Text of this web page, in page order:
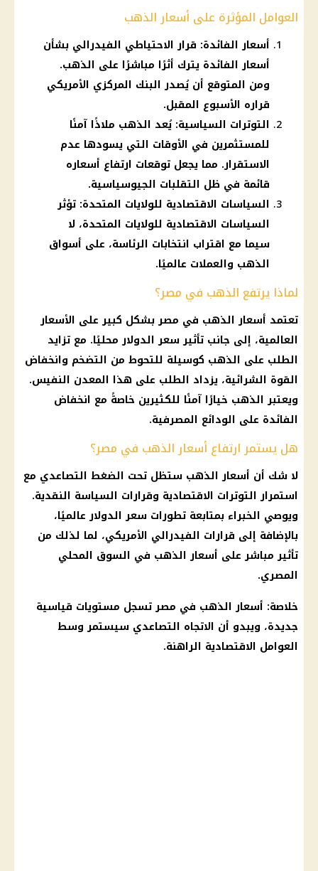
العوامل المؤثرة على أسعار الذهب
أسعار الفائدة: قرار الاحتياطي الفيدرالي بشأن
أسعار الفائدة يترك أثرًا مباشرًا على الذهب.
ومن المتوقع أن يُصدر البنك المركزي الأمريكي
قراره الأسبوع المقبل.
التوترات السياسية: يُعد الذهب ملاذًا آمنًا
للمستثمرين في الأوقات التي يسودها عدم
الاستقرار. مما يجعل توقعات ارتفاع أسعاره
قائمة في ظل التقلبات الجيوسياسية.
السياسات الاقتصادية للولايات المتحدة: تؤثر
السياسات الاقتصادية للولايات المتحدة، لا
سيما مع اقتراب انتخابات الرئاسة، على أسواق
الذهب والعملات عالميًا.
لماذا يرتفع الذهب في مصر؟
تعتمد أسعار الذهب في مصربشكل كبير على الأسعار
العالمية، إلى جانب تأثيرسعر الدولارمحليًا. مع تزايد
الطلب على الذهب كوسيلة للتحوط من التضخم وانخفاض
القوة الشرائية، يزداد الطلب على هذا المعدن النفيس.
ويعتبرالذهب خيارًا آمنًا للكثيرين خاصةً مع انخفاض
الفائدة على الودائع المصرفية.
هل يستمر ارتفاع أسعار الذهب في مصر؟
لا شك أن أسعار الذهب ستظل تحت الضغط التصاعدي مع
استمرار التوترات الاقتصادية وقرارات السياسة النقدية.
ويوصي الخبراء بمتابعة تطورات سعر الدولارعالميًا،
بالإضافة إلى قرارات الفيدرالي الأمريكي، لما لذلك من
تأثير مباشر على أسعار الذهب في السوق المحلي
المصري.
خلاصة: أسعار الذهب في مصرتسجل مستويات قياسية
جديدة، ويبدو أن الاتجاه التصاعدي سيستمر وسط
العوامل الاقتصادية الراهنة.